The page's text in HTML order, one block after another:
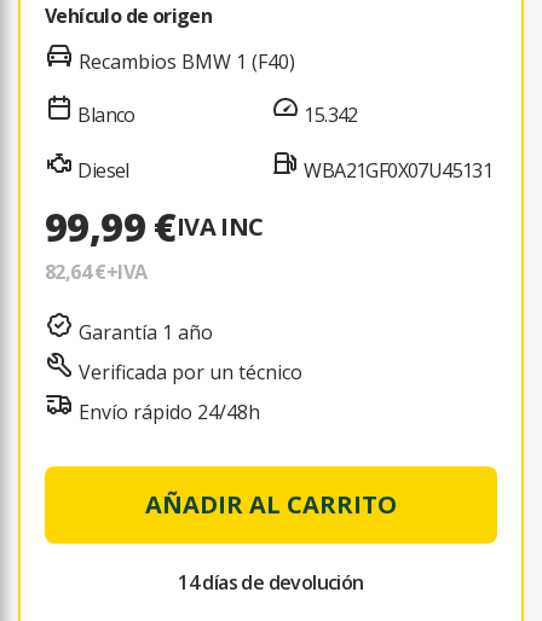
Vehículo de origen
Recambios BMW 1 (F40)
Blanco
Diesel
15.342
WBA21GF0X07U45131
99,99 €IVA INC
82,64 €+IVA
Garantía 1 año
Verificada por un técnico
Envío rápido 24/48h
AÑADIR AL CARRITO
14 días de devolución